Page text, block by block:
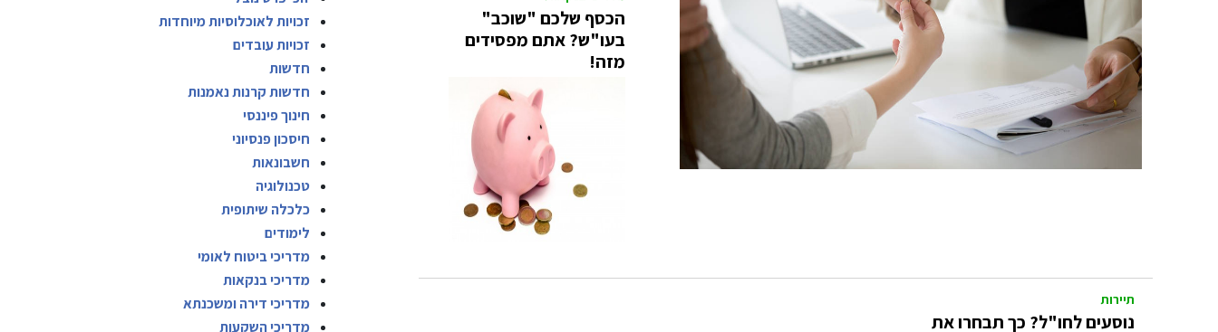
הכסף שלכם "שוכב"
בעו"ש? אתם מפסידים
מזה!
תיירות
נוסעים לחו"ל? כך תבחרו את
זכויות לאוכלוסיות מיוחדות
זכויות עובדים
חדשות
חדשות קרנות נאמנות
חינוך פיננסי
חיסכון פנסיוני
חשבונאות
טכנולוגיה
כלכלה שיתופית
לימודים
מדריכי ביטוח לאומי
מדריכי בנקאות
מדריכי דירה ומשכנתא
מדריכי השקעות